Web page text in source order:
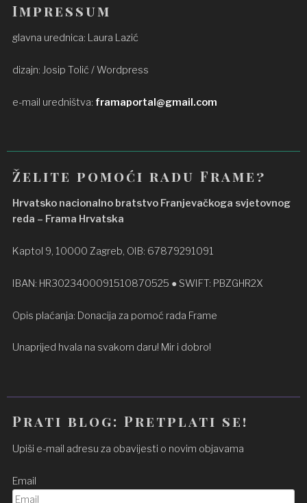
Impressum
glavna urednica: Laura Lazić
dizajn: Josip Tolić / Wordpress
e-mail uredništva: framaportal@gmail.com
Želite pomoći radu Frame?
Hrvatsko nacionalno bratstvo Franjevačkoga svjetovnog
reda – Frama Hrvatska
Kaptol 9, 10000 Zagreb, OIB: 67879291091
IBAN: HR3023400091510870525 ● SWIFT: PBZGHR2X
Opis plaćanja: Donacija za pomoć rada Frame
Unaprijed hvala na svakom daru! Mir i dobro!
Prati blog: Pretplati se!
Upiši e-mail adresu za obavijesti o novim objavama
Email